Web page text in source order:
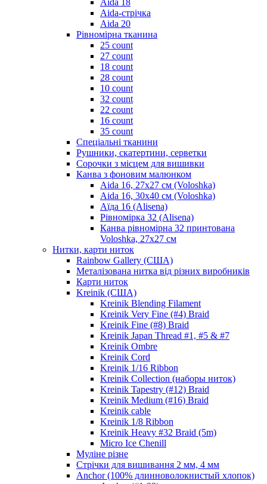
Aida-стрічка
Aida 20
Рівномірна тканина
25 count
27 count
18 count
28 count
10 count
32 count
22 count
16 count
35 count
Спеціальні тканини
Рушники, скатертини, серветки
Сорочки з місцем для вишивки
Канва з фоновим малюнком
Aida 16, 27х27 см (Voloshka)
Aida 16, 30х40 см (Voloshka)
Аїда 16 (Alisena)
Рівномірка 32 (Alisena)
Канва рівномірна 32 принтована
Voloshka, 27х27 см
Нитки, карти ниток
Rainbow Gallery (США)
Металізована нитка від різних виробників
Карти ниток
Kreinik (США)
Kreinik Blending Filament
Kreinik Very Fine (#4) Braid
Kreinik Fine (#8) Braid
Kreinik Japan Thread #1, #5 & #7
Kreinik Ombre
Kreinik Cord
Kreinik 1/16 Ribbon
Kreinik Collection (наборы ниток)
Kreinik Tapestry (#12) Braid
Kreinik Medium (#16) Braid
Kreinik cable
Kreinik 1/8 Ribbon
Kreinik Heavy #32 Braid (5m)
Micro Ice Chenill
Муліне різне
Стрічки для вишивання 2 мм, 4 мм
Anchor (100% длинноволокнистый хлопок)